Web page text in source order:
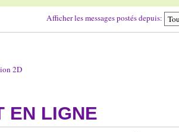
Afficher les messages postés depuis:
2D
EN LIGNE